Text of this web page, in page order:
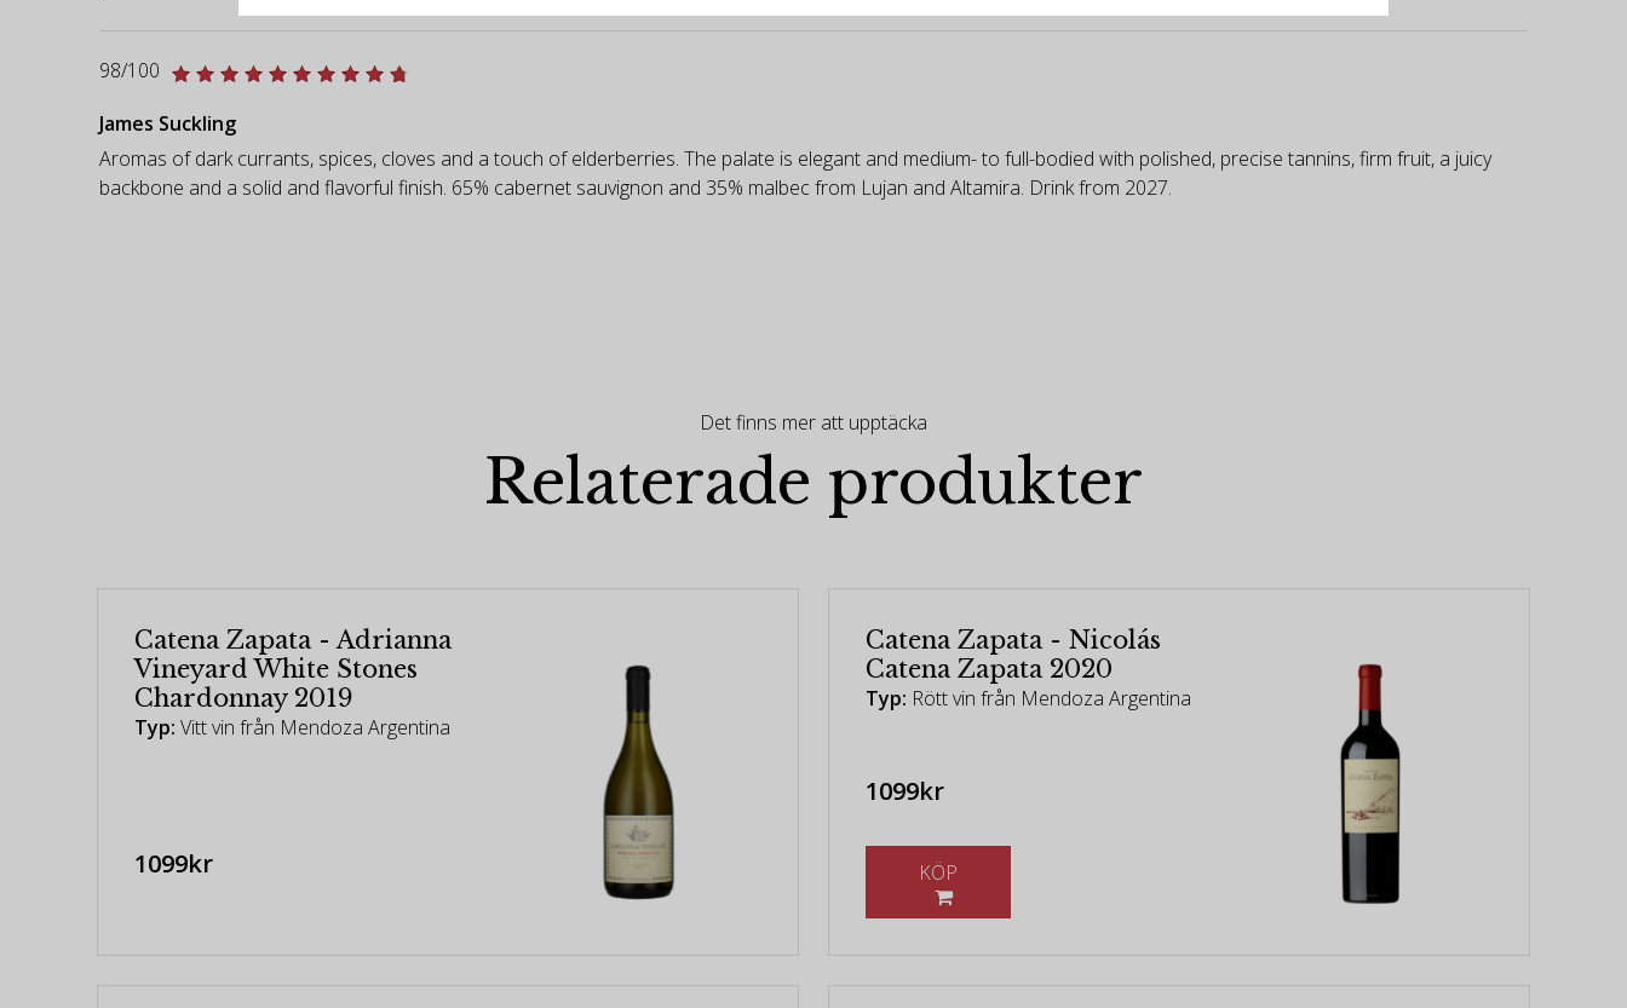
98/100
James Suckling
Aromas of dark currants, spices, cloves and a touch of elderberries. The palate is elegant and medium- to full-bodied with polished, precise tannins, firm fruit, a juicy
backbone and a solid and flavorful finish. 65% cabernet sauvignon and 35% malbec from Lujan and Altamira. Drink from 2027.
Det finns mer att upptäcka
Relaterade produkter
Catena Zapata - Adrianna
Vineyard White Stones
Chardonnay 2019
Typ: Vitt vin från Mendoza Argentina
1099kr
Catena Zapata - Nicolás
Catena Zapata 2020
Typ: Rött vin från Mendoza Argentina
1099kr